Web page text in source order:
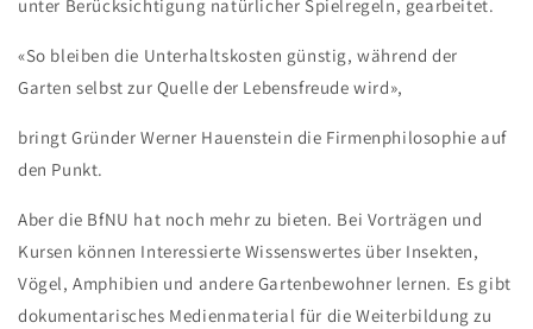
unter Berücksichtigung natürlicher Spielregeln, gearbeitet.
«So bleiben die Unterhaltskosten günstig, während der
Garten selbst zur Quelle der Lebensfreude wird»,
bringt Gründer Werner Hauenstein die Firmenphilosophie auf
den Punkt.
Aber die BfNU hat noch mehr zu bieten. Bei Vorträgen und
Kursen können Interessierte Wissenswertes über Insekten,
Vögel, Amphibien und andere Gartenbewohner lernen. Es gibt
dokumentarisches Medienmaterial für die Weiterbildung zu